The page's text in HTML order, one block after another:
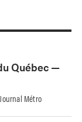
Québec —
Métro